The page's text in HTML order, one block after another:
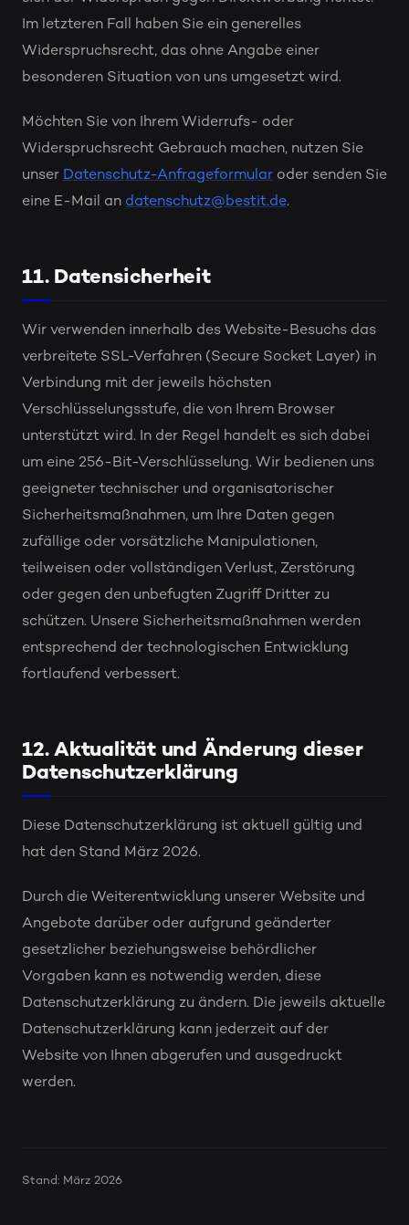
Im letzteren Fall haben Sie ein generelles
Widerspruchsrecht, das ohne Angabe einer
besonderen Situation von uns umgesetzt wird.
Möchten Sie von Ihrem Widerrufs- oder
Widerspruchsrecht Gebrauch machen, nutzen Sie
unser Datenschutz-Anfrageformular oder senden Sie
eine E-Mail an datenschutz@bestit.de.
11. Datensicherheit
Wir verwenden innerhalb des Website-Besuchs das
verbreitete SSL-Verfahren (Secure Socket Layer) in
Verbindung mit der jeweils höchsten
Verschlüsselungsstufe, die von Ihrem Browser
unterstützt wird. In der Regel handelt es sich dabei
um eine 256-Bit-Verschlüsselung. Wir bedienen uns
geeigneter technischer und organisatorischer
Sicherheitsmaßnahmen, um Ihre Daten gegen
zufällige oder vorsätzliche Manipulationen,
teilweisen oder vollständigen Verlust, Zerstörung
oder gegen den unbefugten Zugriff Dritter zu
schützen. Unsere Sicherheitsmaßnahmen werden
entsprechend der technologischen Entwicklung
fortlaufend verbessert.
12. Aktualität und Änderung dieser
Datenschutzerklärung
Diese Datenschutzerklärung ist aktuell gültig und
hat den Stand März 2026.
Durch die Weiterentwicklung unserer Website und
Angebote darüber oder aufgrund geänderter
gesetzlicher beziehungsweise behördlicher
Vorgaben kann es notwendig werden, diese
Datenschutzerklärung zu ändern. Die jeweils aktuelle
Datenschutzerklärung kann jederzeit auf der
Website von Ihnen abgerufen und ausgedruckt
werden.
Stand: März 2026